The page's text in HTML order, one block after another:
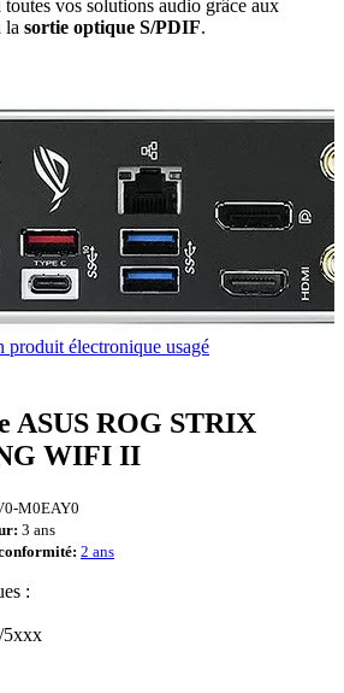
vos solutions audio grâce aux
la sortie optique S/PDIF.
produit électronique usagé
ASUS ROG STRIX
WIFI II
M0EAY0
3 ans
2 ans
:
5xxx